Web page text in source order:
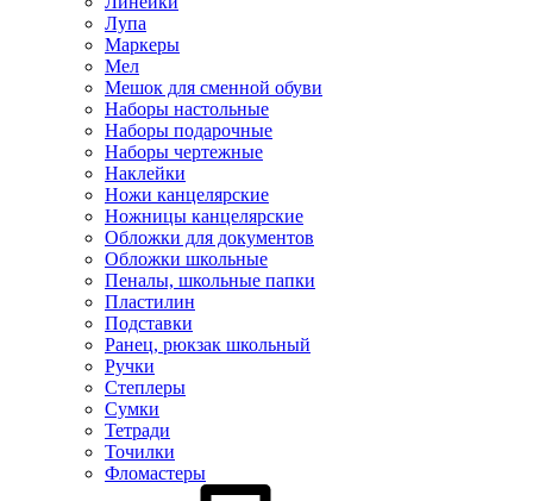
Лупа
Маркеры
Мел
Мешок для сменной обуви
Наборы настольные
Наборы подарочные
Наборы чертежные
Наклейки
Ножи канцелярские
Ножницы канцелярские
Обложки для документов
Обложки школьные
Пеналы, школьные папки
Пластилин
Подставки
Ранец, рюкзак школьный
Ручки
Степлеры
Сумки
Тетради
Точилки
Фломастеры